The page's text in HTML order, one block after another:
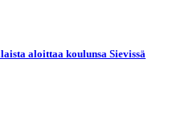
aloittaa koulunsa Sievissä